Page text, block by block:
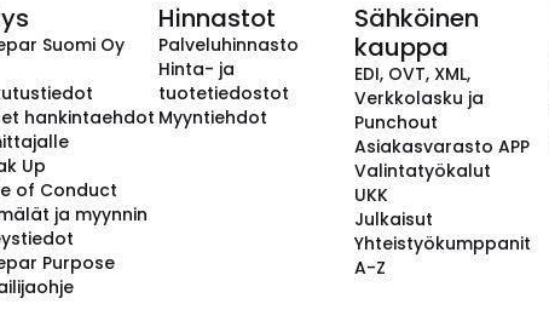
Suomi Oy
hankintaehdot
Up
of Conduct
ja myynnin
Purpose
Hinnastot
Palveluhinnasto
Hinta- ja
tuotetiedostot
Myyntiehdot
Sähköinen
kauppa
EDI, OVT, XML,
Verkkolasku ja
Punchout
Asiakasvarasto APP
Valintatyökalut
UKK
Julkaisut
Yhteistyökumppanit
A-Z